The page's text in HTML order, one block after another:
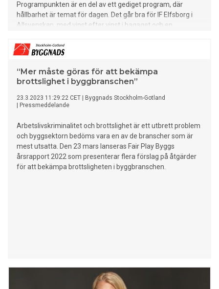
Programpunkten är en del av ett gediget program, där
hållbarhet är temat för dagen. Det går bra för IF Elfsborg i
Allsvenskan, med vinst efter vinst i bagaget och en
föreningen även ett annat fokus – att verka för ett bättre,
mer inkluderande samhälle med stort fokus på social
hållbarhet. - Vi i IF Elfsborg är oerhört stolta över att vara en
viktig del av det stora arbete som går under namnet Socialt
hållbart Borås där vi bidrar med olika insatser och projekt
som bygger på samverkan mellan olika partners. Vi bygger
vår verksamhet precis så som vi gör på fotbollsplanen, vi
för ett gemensamt mål och det är att Borås förblir en trygg
stad att leva och bo i, säger Vedad Aganovic, ansvarig för
social hållbarhet IF Elfsborg. Mellan klockan 16.00-18.00 är El
“Mer måste göras för att bekämpa
brottslighet i byggbranschen”
23.3.2023 11:29:22 CET
Byggnads Stockholm-Gotland
Pressmeddelande
Arbetslivskriminalitet och brottslighet är ett utbrett problem
och byggsektorn bedöms vara en av de branscher som är
mest utsatta. Den 23 mars lanseras Fair Play Byggs
årsrapport 2022 som presenterar flera förslag på åtgärder
för att bekämpa brottsligheten i byggbranschen.